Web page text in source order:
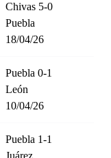
Chivas 5-0
Puebla
18/04/26
Puebla 0-1
León
10/04/26
Puebla 1-1